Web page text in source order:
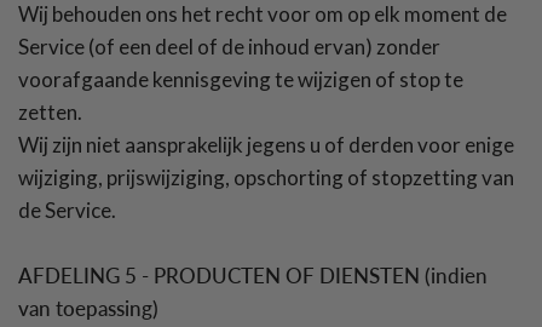
Wij behouden ons het recht voor om op elk moment de
Service (of een deel of de inhoud ervan) zonder
voorafgaande kennisgeving te wijzigen of stop te
zetten.
Wij zijn niet aansprakelijk jegens u of derden voor enige
wijziging, prijswijziging, opschorting of stopzetting van
de Service.
AFDELING 5 - PRODUCTEN OF DIENSTEN (indien
van toepassing)